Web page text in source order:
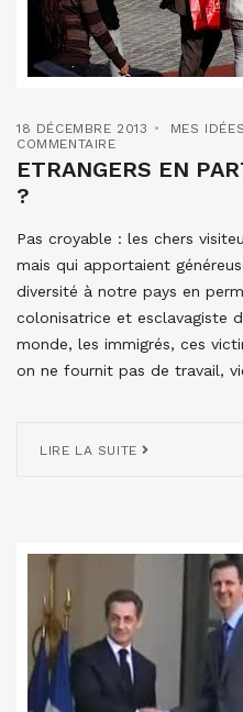
18 DÉCEMBRE 2013 MES
COMMENTAIRE
ETRANGERS EN
?
Pas croyable : les chers
mais qui apportaient
diversité à notre pays en
colonisatrice et esclavagiste
monde, les immigrés, ces
on ne fournit pas de travail,
LIRE LA SUITE